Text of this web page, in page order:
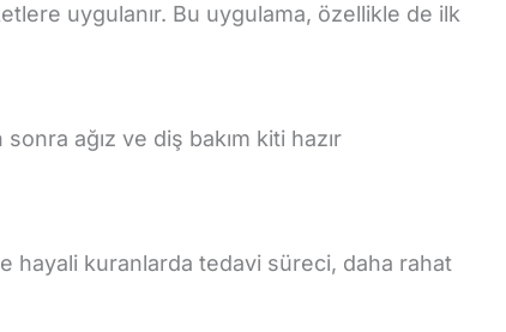
uygulanır. Bu uygulama, özellikle de ilk
ağız ve diş bakım kiti hazır
hayali kuranlarda tedavi süreci, daha rahat